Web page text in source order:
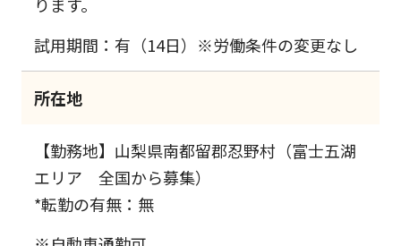
ります。
試用期間：有（14日）※労働条件の変更なし
所在地
【勤務地】山梨県南都留郡忍野村（富士五湖
エリア 全国から募集）
*転勤の有無：無